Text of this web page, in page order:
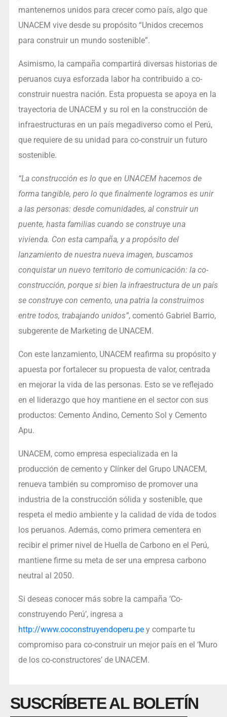
mantenernos unidos para crecer como país, algo que
UNACEM vive desde su propósito “Unidos crecemos
para construir un mundo sostenible”.
Asimismo, la campaña compartirá diversas historias de
peruanos cuya esforzada labor ha contribuido a co-
construir nuestra nación. Esta propuesta se apoya en la
trayectoria de UNACEM y su rol en la construcción de
infraestructuras en un país megadiverso como el Perú,
que requiere de su unidad para co-construir un futuro
sostenible.
“La construcción es lo que en UNACEM hacemos de
forma tangible, pero lo que finalmente logramos es unir
a las personas: desde comunidades, al construir un
puente, hasta familias cuando se construye una
vivienda. Con esta campaña, y a propósito del
lanzamiento de nuestra nueva imagen, buscamos
conquistar un nuevo territorio de comunicación: la co-
construcción, porque si bien la infraestructura de un país
se construye con cemento, una patria la construimos
entre todos, trabajando unidos”, comentó Gabriel Barrio,
subgerente de Marketing de UNACEM.
Con este lanzamiento, UNACEM reafirma su propósito y
apuesta por fortalecer su propuesta de valor, centrada
en mejorar la vida de las personas. Esto se ve reflejado
en el liderazgo que hoy mantiene en el sector con sus
productos: Cemento Andino, Cemento Sol y Cemento
Apu.
UNACEM, como empresa especializada en la
producción de cemento y Clínker del Grupo UNACEM,
renueva también su compromiso de promover una
industria de la construcción sólida y sostenible, que
respeta el medio ambiente y la calidad de vida de todos
los peruanos. Además, como primera cementera en
recibir el primer nivel de Huella de Carbono en el Perú,
mantiene firme su meta de ser una empresa carbono
neutral al 2050.
Si deseas conocer más sobre la campaña ‘Co-
construyendo Perú’, ingresa a
http://www.coconstruyendoperu.pey comparte tu
compromiso para co-construir un mejor país en el ‘Muro
de los co-constructores’ de UNACEM.
SUSCRÍBETE AL BOLETÍN